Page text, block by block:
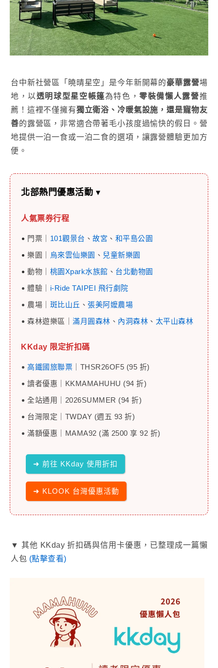
台中新社營區「曉晴星空」是今年新開幕的豪華露營場
地，以透明球型星空帳篷為特色，零裝備懶人露營推
薦！這裡不僅擁有獨立衛浴、冷暖氣設施，還是寵物友
善的露營區，非常適合帶著毛小孩度過愉快的假日。營
地提供一泊一食或一泊二食的選項，讓露營體驗更加方
便。
北部熱門優惠活動 ▾
人氣票券行程
門票｜ 101觀景台 、 故宮 、 和平島公園
樂園｜
烏來雲仙樂園 、 兒童新樂園
動物｜ 桃園Xpark水族館 、 台北動物園
體驗｜ i-Ride TAIPEI 飛行劇院
農場｜ 斑比山丘 、 張美阿嬤農場
森林遊樂區｜ 滿月圓森林 、 內洞森林 、 太平山森林
KKday 限定折扣碼
高鐵國旅聯票 ｜THSR26OF5 (95 折)
讀者優惠｜KKMAMAHUHU (94 折)
全站通用｜2026SUMMER (94 折)
台灣限定｜TWDAY (週五 93 折)
滿額優惠｜MAMA92 (滿 2500 享 92 折)
➜ 前往 KKday 使用折扣
➜ KLOOK 台灣優惠活動
▼ 其他 KKday 折扣碼與信用卡優惠，已整理成一篇懶
人包 (點擊查看)